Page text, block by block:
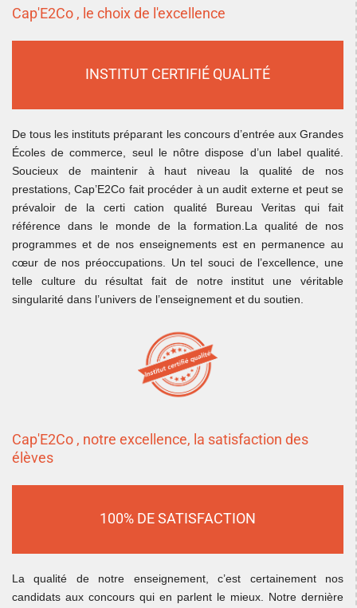
Cap'E2Co , le choix de l'excellence
INSTITUT CERTIFIÉ QUALITÉ
De tous les instituts préparant les concours d’entrée aux Grandes
Écoles de commerce, seul le nôtre dispose d’un label qualité.
Soucieux de maintenir à haut niveau la qualité de nos
prestations, Cap’E2Co fait procéder à un audit externe et peut se
prévaloir de la certi cation qualité Bureau Veritas qui fait
référence dans le monde de la formation.La qualité de nos
programmes et de nos enseignements est en permanence au
cœur de nos préoccupations. Un tel souci de l’excellence, une
telle culture du résultat fait de notre institut une véritable
singularité dans l’univers de l’enseignement et du soutien.
Cap'E2Co , notre excellence, la satisfaction des
élèves
100% DE SATISFACTION
La qualité de notre enseignement, c’est certainement nos
candidats aux concours qui en parlent le mieux. Notre dernière